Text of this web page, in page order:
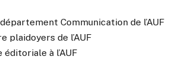
Communication de l’AUF
plaidoyers de l’AUF
à l’AUF